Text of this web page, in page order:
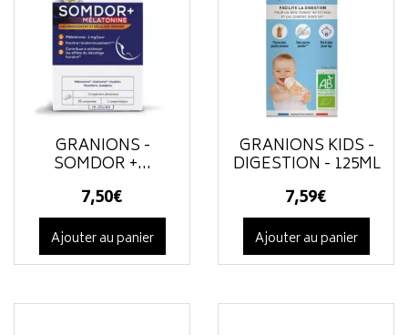
GRANIONS -
SOMDOR +...
7,50€
Ajouter au panier
GRANIONS KIDS -
DIGESTION - 125ML
7,59€
Ajouter au panier